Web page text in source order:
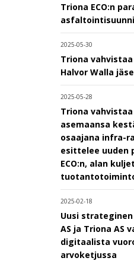
Triona ECO:n
2025-05-30
Triona
Halvor Walla
2025-05-28
Triona
asemaansa
osaajana infra-
esittelee uuden
ECO:n, alan
2025-02-18
Uusi
AS ja Triona AS
digitaalista
arvoketjussa